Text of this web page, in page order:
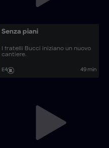
Senza piani
I fratelli Bucci iniziano un nuovo
cantiere.
E4 49 min